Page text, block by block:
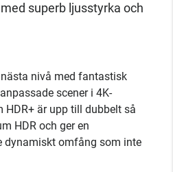
superb ljusstyrka och
nivå med fantastisk
scener i 4K-
HDR+ är upp till dubbelt så
HDR och ger en
dynamiskt omfång som inte